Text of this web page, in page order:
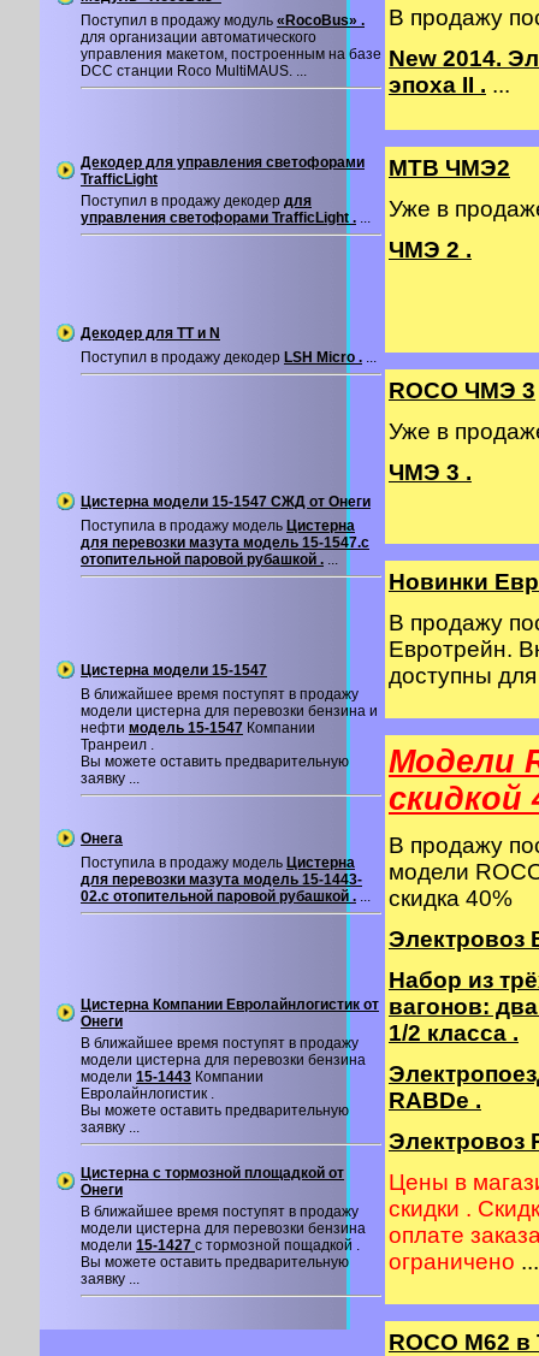
Поступил в продажу модуль «RocoBus» .
для организации автоматического
управления макетом, построенным на базе
DCC станции Roco MultiMAUS. ...
Декодер для управления светофорами
TrafficLight
Поступил в продажу декодер для
управления светофорами TrafficLight . ...
Декодер для TT и N
Поступил в продажу декодер LSH Micro . ...
Цистерна модели 15-1547 СЖД от Онеги
Поступила в продажу модель Цистерна
для перевозки мазута модель 15-1547.с
отопительной паровой рубашкой . ...
Цистерна модели 15-1547
В ближайшее время поступят в продажу
модели цистерна для перевозки бензина и
нефти модель 15-1547 Компании
Транреил .
Вы можете оставить предварительную
заявку ...
Онега
Поступила в продажу модель Цистерна
для перевозки мазута модель 15-1443-
02.с отопительной паровой рубашкой . ...
Цистерна Компании Евролайнлогистик от
Онеги
В ближайшее время поступят в продажу
модели цистерна для перевозки бензина
модели 15-1443 Компании
Евролайнлогистик .
Вы можете оставить предварительную
заявку ...
Цистерна с тормозной площадкой от
Онеги
В ближайшее время поступят в продажу
модели цистерна для перевозки бензина
модели 15-1427 с тормозной пощадкой .
Вы можете оставить предварительную
заявку ...
В продажу
New 2014.
эпоха II . ...
MTB ЧМЭ2
Уже в
ЧМЭ 2 .
ROCO ЧМЭ 3
Уже в
ЧМЭ 3 .
Новинки
В продажу
Евротрейн.
доступны
Модели
cкидкой
В продажу
модели
скидка 40%
Электровоз
Набор из
вагонов:
1/2 класса .
RABDe .
Электровоз
Цены в
скидки .
оплате
ограничено ...
ROCO M62 в